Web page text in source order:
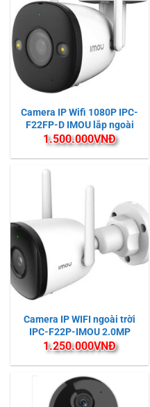
Camera IP Wifi 1080P IPC-
F22FP-D IMOU lắp ngoài
trời Có màu ban đêm
1.500.000VNĐ
Camera IP WIFI ngoài trời
IPC-F22P-IMOU 2.0MP
FullHD
1.250.000VNĐ